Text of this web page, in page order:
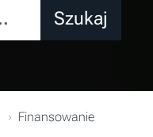
Szukaj
Finansowanie